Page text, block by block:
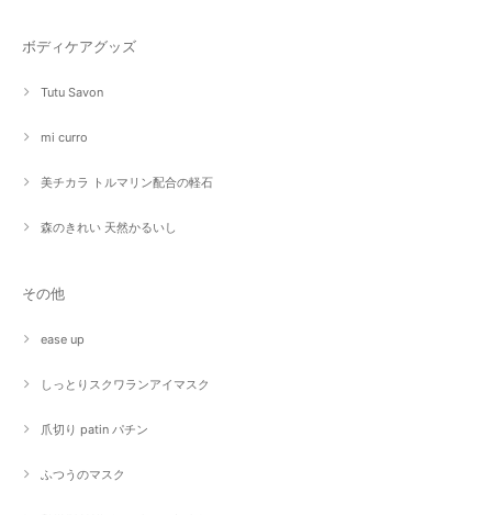
ボディケアグッズ
Tutu Savon
mi curro
美チカラ トルマリン配合の軽石
森のきれい 天然かるいし
その他
ease up
しっとりスクワランアイマスク
爪切り patin パチン
ふつうのマスク